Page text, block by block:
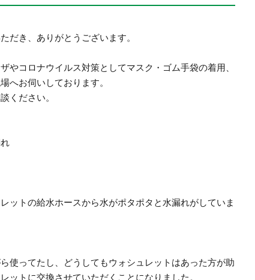
だき、ありがとうございます。
やコロナウイルス対策としてマスク・ゴム手袋の着用、
へお伺いしております。
ください。
ットの給水ホースから水がポタポタと水漏れがしていま
使ってたし、どうしてもウォシュレットはあった方が助
ットに交換させていただくことになりました。